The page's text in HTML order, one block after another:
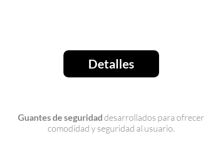
Detalles
Guantes de seguridaddesarrollados para ofrecer
comodidad y seguridad al usuario.